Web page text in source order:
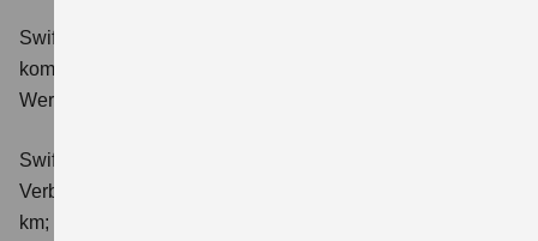
Swift 1.2 DUALJET HYBRID Club
kombinierter Energieverbrauch 4,4 l/100km; kombinierter
Wert der CO₂-Emission: 98 g/km; CO₂-Klasse: C.
Swift 1.2 DUALJET HYBRID ALLGRIP Club
Verbrauchswerte: kombinierter Energieverbrauch 4,9 l/100
km; kombinierter Wert der CO₂-Emission: 111 g/km; CO₂-